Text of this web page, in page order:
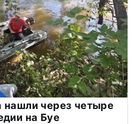
нашли через четыре
на Буе